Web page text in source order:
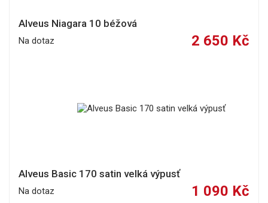
Alveus Niagara 10 béžová
Na dotaz 2 650 Kč
Alveus Basic 170 satin velká výpusť
Na dotaz 1 090 Kč